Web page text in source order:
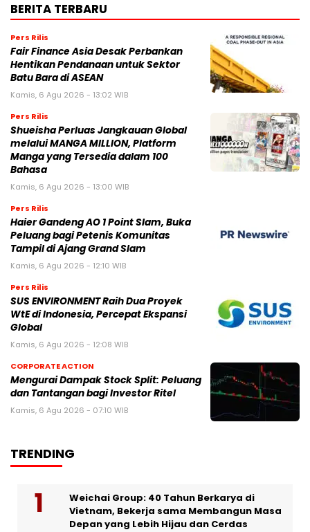
BERITA TERBARU
Pers Rilis
Fair Finance Asia Desak Perbankan
Hentikan Pendanaan untuk Sektor
Batu Bara di ASEAN
Kamis, 6 Agu 2026 - 13:02 WIB
Pers Rilis
Shueisha Perluas Jangkauan Global
melalui MANGA MILLION, Platform
Manga yang Tersedia dalam 100
Bahasa
Kamis, 6 Agu 2026 - 13:00 WIB
Pers Rilis
Haier Gandeng AO 1 Point Slam, Buka
Peluang bagi Petenis Komunitas
Tampil di Ajang Grand Slam
Kamis, 6 Agu 2026 - 12:10 WIB
Pers Rilis
SUS ENVIRONMENT Raih Dua Proyek
WtE di Indonesia, Percepat Ekspansi
Global
Kamis, 6 Agu 2026 - 12:08 WIB
CORPORATE ACTION
Mengurai Dampak Stock Split: Peluang
dan Tantangan bagi Investor Ritel
Kamis, 6 Agu 2026 - 07:10 WIB
TRENDING
Weichai Group: 40 Tahun Berkarya di
Vietnam, Bekerja sama Membangun Masa
Depan yang Lebih Hijau dan Cerdas